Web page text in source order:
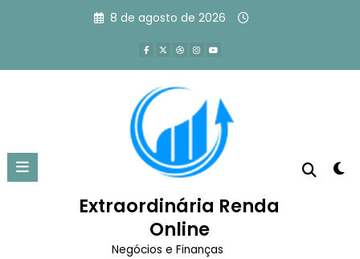
8 de agosto de 2026
Extraordinária Renda
Online
Negócios e Finanças
Tag: estrategista digital